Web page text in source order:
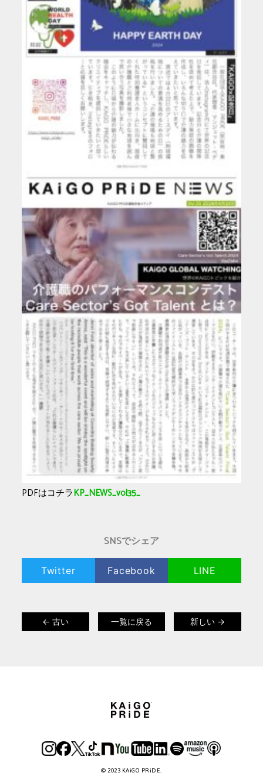
PDFはコチラKP_NEWS_vol35_
SNSでシェア
Twitter Facebook LINE
← 古い 一覧に戻る 新しい →
© 2023 KAiGO PRiDE.